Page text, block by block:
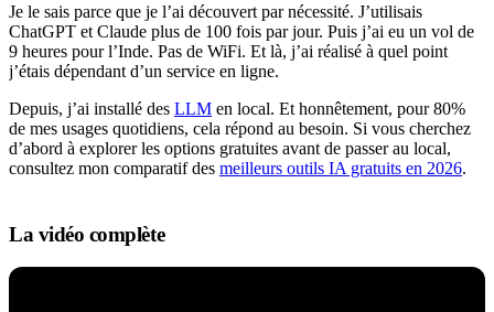
Je le sais parce que je l’ai découvert par nécessité. J’utilisais
ChatGPT et Claude plus de 100 fois par jour. Puis j’ai eu un vol de
9 heures pour l’Inde. Pas de WiFi. Et là, j’ai réalisé à quel point
j’étais dépendant d’un service en ligne.
Depuis, j’ai installé des LLM en local. Et honnêtement, pour 80%
de mes usages quotidiens, cela répond au besoin. Si vous cherchez
d’abord à explorer les options gratuites avant de passer au local,
consultez mon comparatif des meilleurs outils IA gratuits en 2026.
La vidéo complète